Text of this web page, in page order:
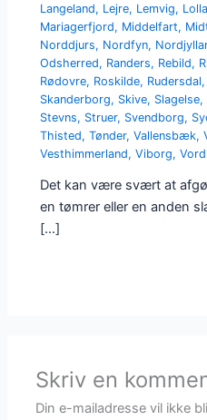
Langeland, Lejre, Lemvig,
Mariagerfjord, Middelfart,
Norddjurs, Nordfyn,
Odsherred, Randers, Rebild,
Rødovre, Roskilde, Rudersdal,
Skanderborg, Skive, Slagelse,
Stevns, Struer, Svendborg,
Thisted,Tønder,Vallensbæk,
Vesthimmerland,Viborg,
Det kan være svært at
en tømrer eller en anden
[…]
Skriv en
Din e-mailadresse vil ikke